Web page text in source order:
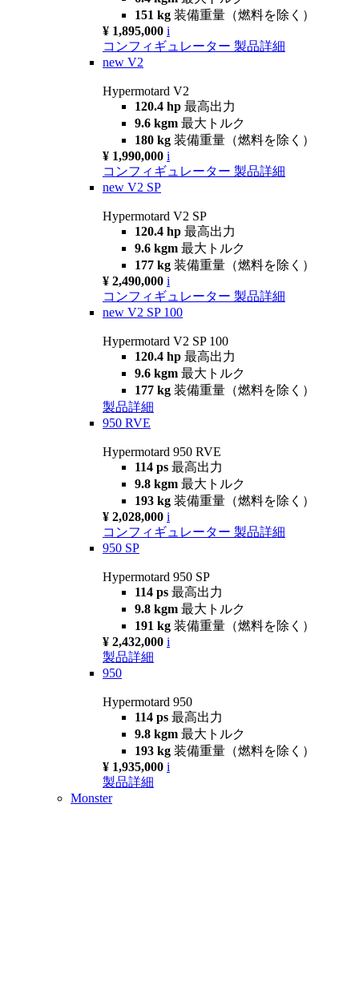
151 kg 装備重量（燃料を除く）
¥ 1,895,000 i
コンフィギュレーター 製品詳細
new V2
Hypermotard V2
120.4 hp 最高出力
9.6 kgm 最大トルク
180 kg 装備重量（燃料を除く）
¥ 1,990,000 i
コンフィギュレーター 製品詳細
new V2 SP
Hypermotard V2 SP
120.4 hp 最高出力
9.6 kgm 最大トルク
177 kg 装備重量（燃料を除く）
¥ 2,490,000 i
コンフィギュレーター 製品詳細
new V2 SP 100
Hypermotard V2 SP 100
120.4 hp 最高出力
9.6 kgm 最大トルク
177 kg 装備重量（燃料を除く）
製品詳細
950 RVE
Hypermotard 950 RVE
114 ps 最高出力
9.8 kgm 最大トルク
193 kg 装備重量（燃料を除く）
¥ 2,028,000 i
コンフィギュレーター 製品詳細
950 SP
Hypermotard 950 SP
114 ps 最高出力
9.8 kgm 最大トルク
191 kg 装備重量（燃料を除く）
¥ 2,432,000 i
製品詳細
950
Hypermotard 950
114 ps 最高出力
9.8 kgm 最大トルク
193 kg 装備重量（燃料を除く）
¥ 1,935,000 i
製品詳細
Monster